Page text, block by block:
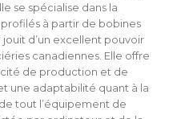
se spécialise dans la
à partir de bobines
jouit d’un excellent pouvoir
canadiennes. Elle offre
de production et de
une adaptabilité quant à la
tout l’équipement de